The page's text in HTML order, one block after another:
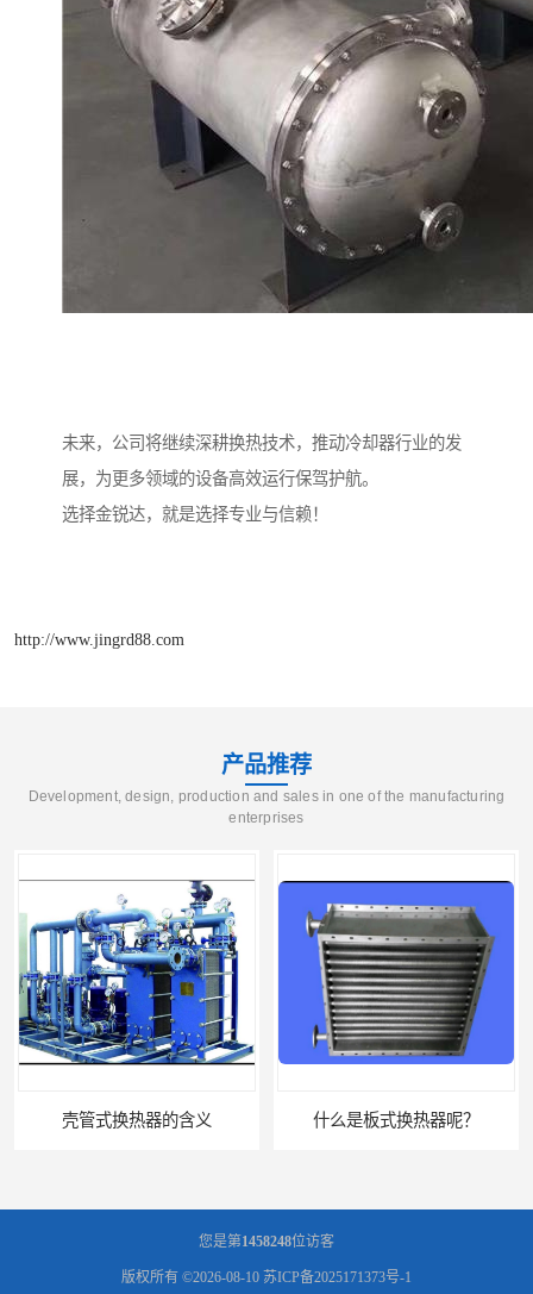
未来，公司将继续深耕换热技术，推动冷却器行业的发
展，为更多领域的设备高效运行保驾护航。
选择金锐达，就是选择专业与信赖！
http://www.jingrd88.com
产品推荐
Development, design, production and sales in one of the manufacturing
enterprises
壳管式换热器的含义 什么是板式换热器呢？
您是第1458248位访客
版权所有 ©2026-08-10 苏ICP备2025171373号-1